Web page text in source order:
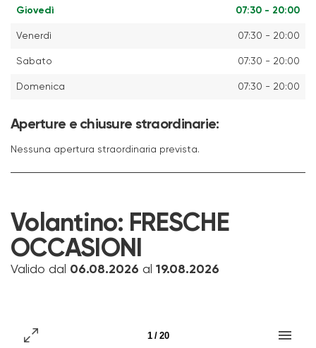
Giovedì 07:30 - 20:00
Venerdì 07:30 - 20:00
Sabato 07:30 - 20:00
Domenica 07:30 - 20:00
Aperture e chiusure straordinarie:
Nessuna apertura straordinaria prevista.
Volantino: FRESCHE
OCCASIONI
Valido dal 06.08.2026 al 19.08.2026